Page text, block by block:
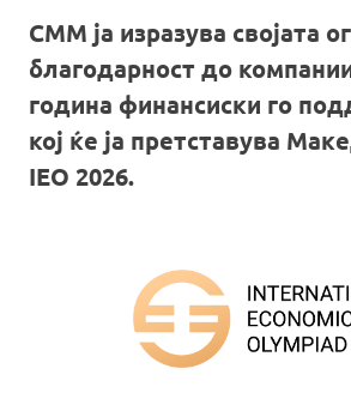
СММ ја изразува својата
благодарност до
година финансиски го
кој ќе ја претставува
IEO 2026.